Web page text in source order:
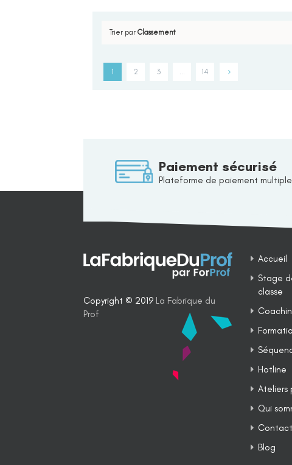
Trier par Classement
1 2 3 … 14
Paiement sécurisé
Plateforme de paiement multiple
Copyright © 2019 La Fabrique du
Prof
Accueil
Stage
classe
Hotline
Ateliers
Qui
Contact
Blog